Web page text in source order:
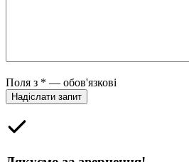
Please leave this field empty.
Поля з * — обов'язкові